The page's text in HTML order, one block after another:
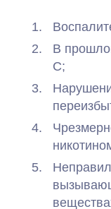
В
С;